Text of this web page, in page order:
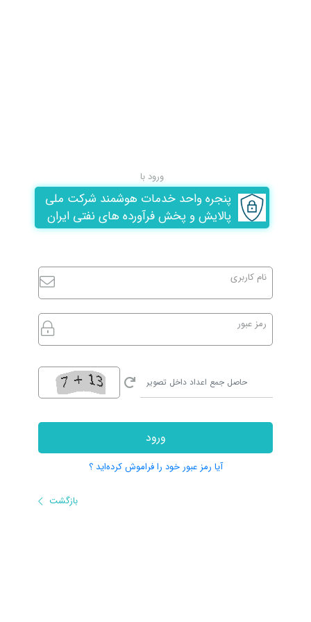
نام کاربری
رمز عبور
ورود
آیا رمز عبور خود را فراموش کرده‌اید ؟
بازگشت
ورود با
پنجره واحد خدمات هوشمند شرکت ملی
پالایش و پخش فرآورده های نفتی ایران